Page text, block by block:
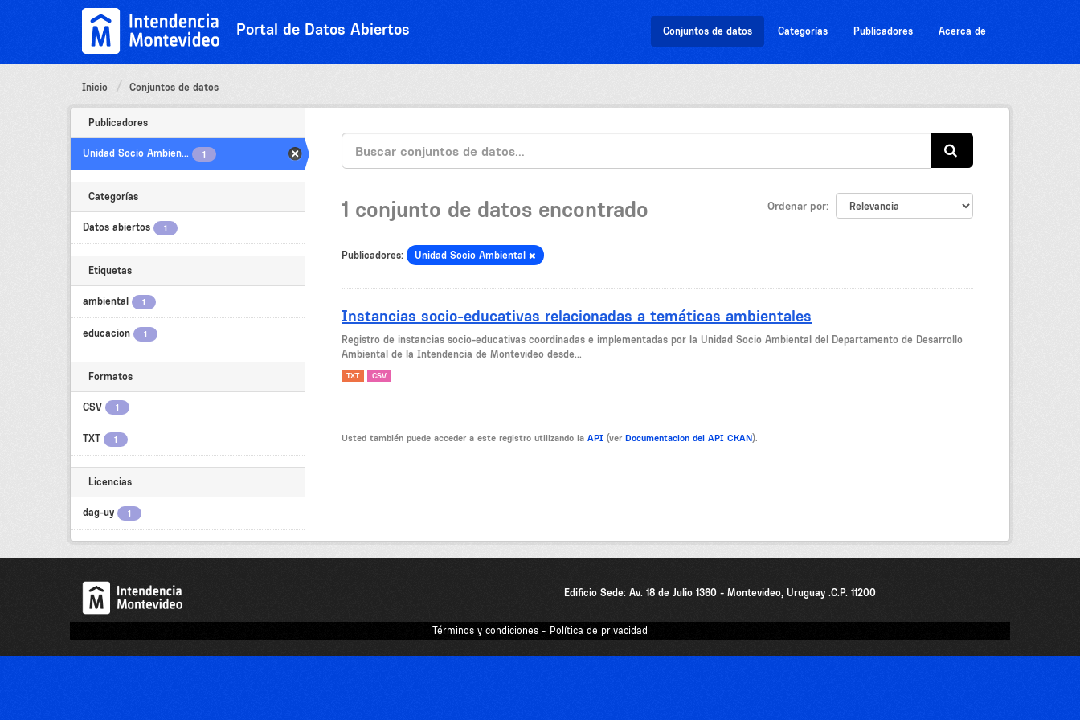
Portal de Datos Abiertos Conjuntos de datos Categorías Publicadores Acerca de
Inicio Conjuntos de datos
Publicadores
Unidad Socio Ambien... 1
Categorías
Datos abiertos 1
Etiquetas
ambiental 1
educacion 1
Formatos
CSV 1
TXT 1
Licencias
dag-uy 1
Ordenar por
1 conjunto de datos encontrado
Publicadores: Unidad Socio Ambiental
Instancias socio-educativas relacionadas a temáticas ambientales
Registro de instancias socio-educativas coordinadas e implementadas por la Unidad Socio Ambiental del Departamento de Desarrollo
Ambiental de la Intendencia de Montevideo desde...
TXT CSV
Usted también puede acceder a este registro utilizando la API (ver Documentacion del API CKAN).
Edificio Sede: Av. 18 de Julio 1360 - Montevideo, Uruguay .C.P. 11200
Términos y condiciones - Política de privacidad